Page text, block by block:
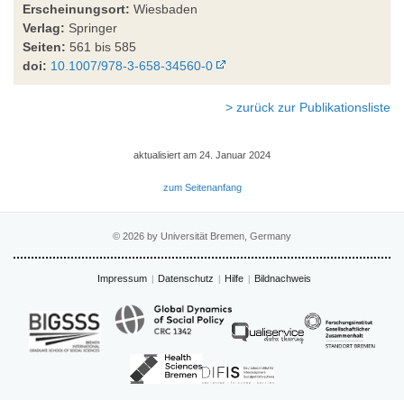
Erscheinungsort: Wiesbaden
Verlag: Springer
Seiten: 561 bis 585
doi: 10.1007/978-3-658-34560-0
> zurück zur Publikationsliste
aktualisiert am 24. Januar 2024
zum Seitenanfang
© 2026 by Universität Bremen, Germany
Impressum Datenschutz Hilfe Bildnachweis